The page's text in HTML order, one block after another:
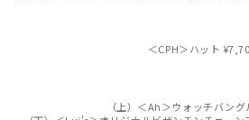
＜CPH＞ハット
（上）＜Ah＞ウォッチバン